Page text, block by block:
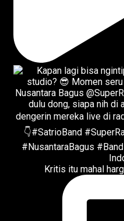
Kritis itu mahal